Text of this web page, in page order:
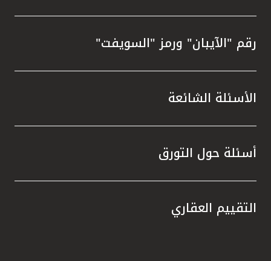
رقم "الآيبان" ورمز "السويفت"
الأسئلة الشائعة
أسئلة حول التورق
التقييم العقاري